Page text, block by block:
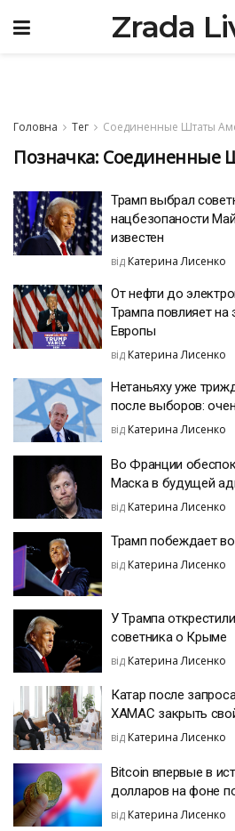
Zrada
Головна Тег Соединенные Штаты
Позначка: Соединенные
Трамп выбрал
нацбезопаности
известен
від Катерина Лисенко
От нефти до
Трампа повлияет
Европы
від Катерина Лисенко
Нетаньяху уже
после выборов:
від Катерина Лисенко
Во Франции
Маска в будущей
від Катерина Лисенко
Трамп побеждает
від Катерина Лисенко
У Трампа
советника о Крыме
від Катерина Лисенко
Катар после
ХАМАС закрыть
від Катерина Лисенко
Bitcoin впервые в
долларов на фоне
від Катерина Лисенко